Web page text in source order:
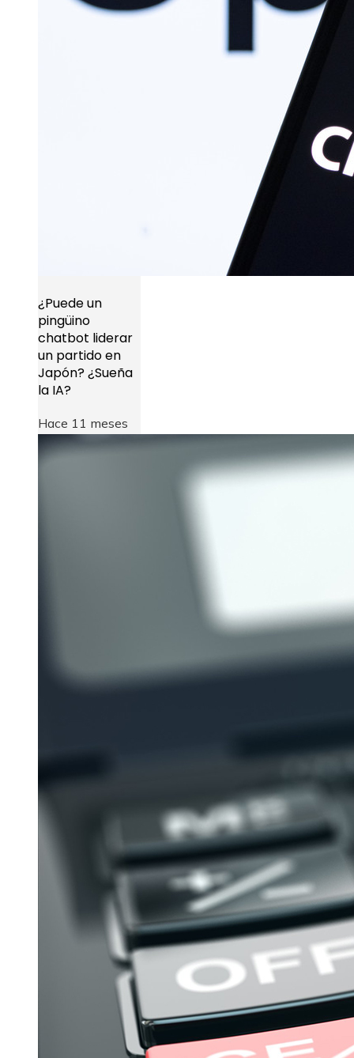
¿Puede un
pingüino
chatbot liderar
un partido en
Japón? ¿Sueña
la IA?
Hace 11 meses